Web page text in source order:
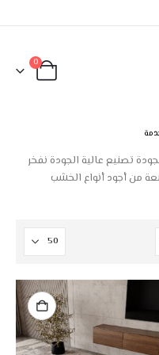
0
تصنيع عالية الجودة نفخر
من أجود أنواع الخشب